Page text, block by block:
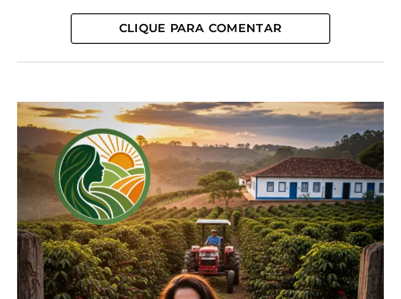
Todos os treinamentos da entidade são gratuitos e
com entrega de certificado aos concluintes.
Compartilhe isso:
Facebook 18+
Relacionado
Evento em Prudentópolis
Programa encaminha 100
CLIQUE PARA COMENTAR